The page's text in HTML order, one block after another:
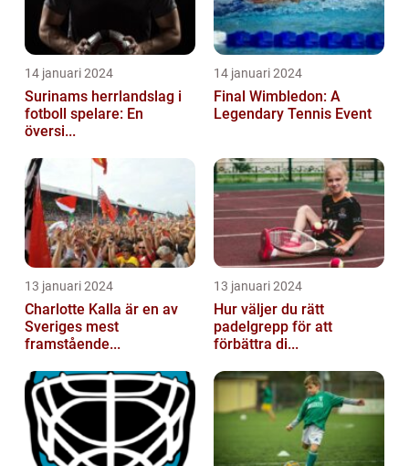
14 januari 2024
Surinams herrlandslag i
fotboll spelare: En
översi...
14 januari 2024
Final Wimbledon: A
Legendary Tennis Event
13 januari 2024
Charlotte Kalla är en av
Sveriges mest
framstående...
13 januari 2024
Hur väljer du rätt
padelgrepp för att
förbättra di...